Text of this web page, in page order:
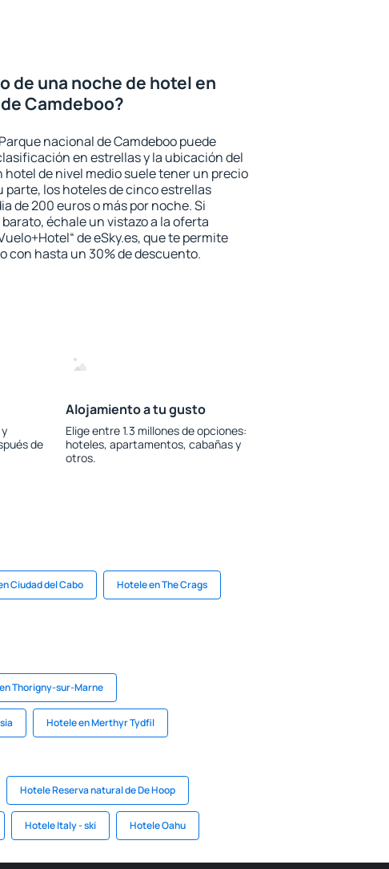
de una noche de hotel en
Camdeboo?
nacional de Camdeboo puede
en estrellas y la ubicación del
hotel de nivel medio suele tener un precio
parte, los hoteles de cinco estrellas
de 200 euros o más por noche. Si
échale un vistazo a la oferta
de eSky.es, que te permite
con hasta un 30% de descuento.
de
Alojamiento a tu gusto
Elige entre 1.3 millones de opciones:
hoteles, apartamentos, cabañas y
otros.
Ciudad del Cabo Hotele en The Crags
Thorigny-sur-Marne
Hotele en Merthyr Tydfil
Hotele Reserva natural de De Hoop
Hotele Italy - ski Hotele Oahu